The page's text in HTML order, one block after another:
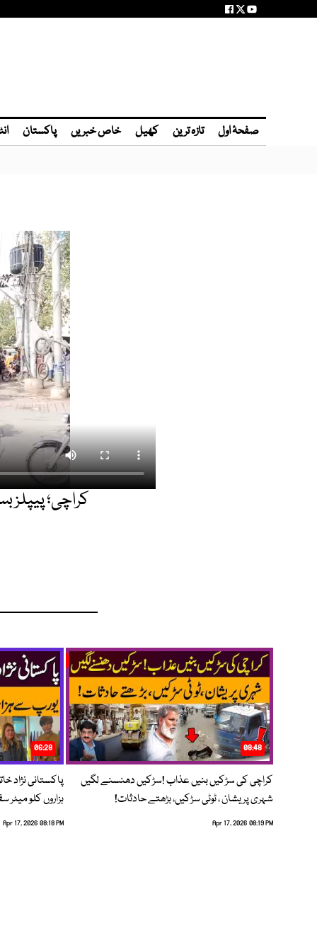
صفحۂ اول تازہ ترین کھیل خاص خبریں پاکستان
کراچی؛
08:48
کراچی کی سڑکیں بنیں عذاب !سڑکیں دھنسنے لگیں
شہری پریشان ، ٹوٹی سڑکیں، بڑھتے حادثات!
Apr 17, 2026 08:19 PM
06:28
پاکستانی نژاد
ہزاروں کلو
Apr 17, 2026 08:18 PM